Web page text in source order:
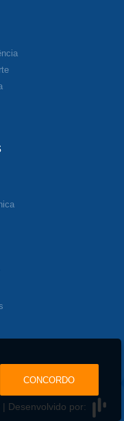
Desenvolvido por:
CONCORDO